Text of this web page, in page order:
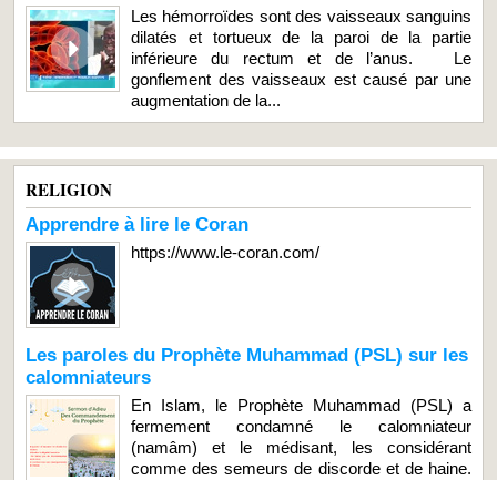
Les hémorroïdes sont des vaisseaux sanguins
dilatés et tortueux de la paroi de la partie
inférieure du rectum et de l’anus. Le
gonflement des vaisseaux est causé par une
augmentation de la...
RELIGION
Apprendre à lire le Coran
https://www.le-coran.com/
Les paroles du Prophète Muhammad (PSL) sur les
calomniateurs
En Islam, le Prophète Muhammad (PSL) a
fermement condamné le calomniateur
(namâm) et le médisant, les considérant
comme des semeurs de discorde et de haine.